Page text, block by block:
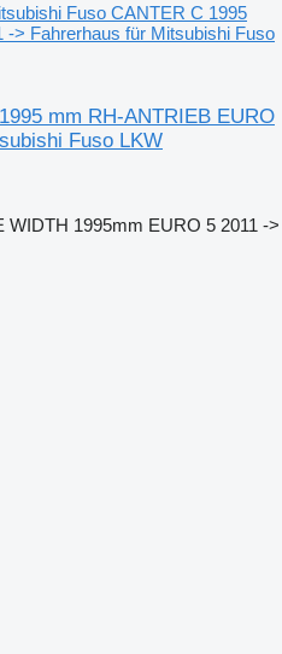
Fuso CANTER C 1995
> Fahrerhaus für Mitsubishi Fuso
mm RH-ANTRIEB EURO
Fuso LKW
1995mm EURO 5 2011 ->